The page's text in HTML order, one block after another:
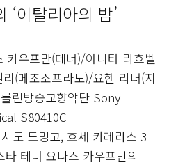
‘이탈리아의 밤’
카우프만(테너)/아니타 라흐벨
리(메조소프라노)/요헨 리더(지
린방송교향악단 Sony
S80410C
도 도밍고, 호세 카레라스 3
테너 요나스 카우프만의